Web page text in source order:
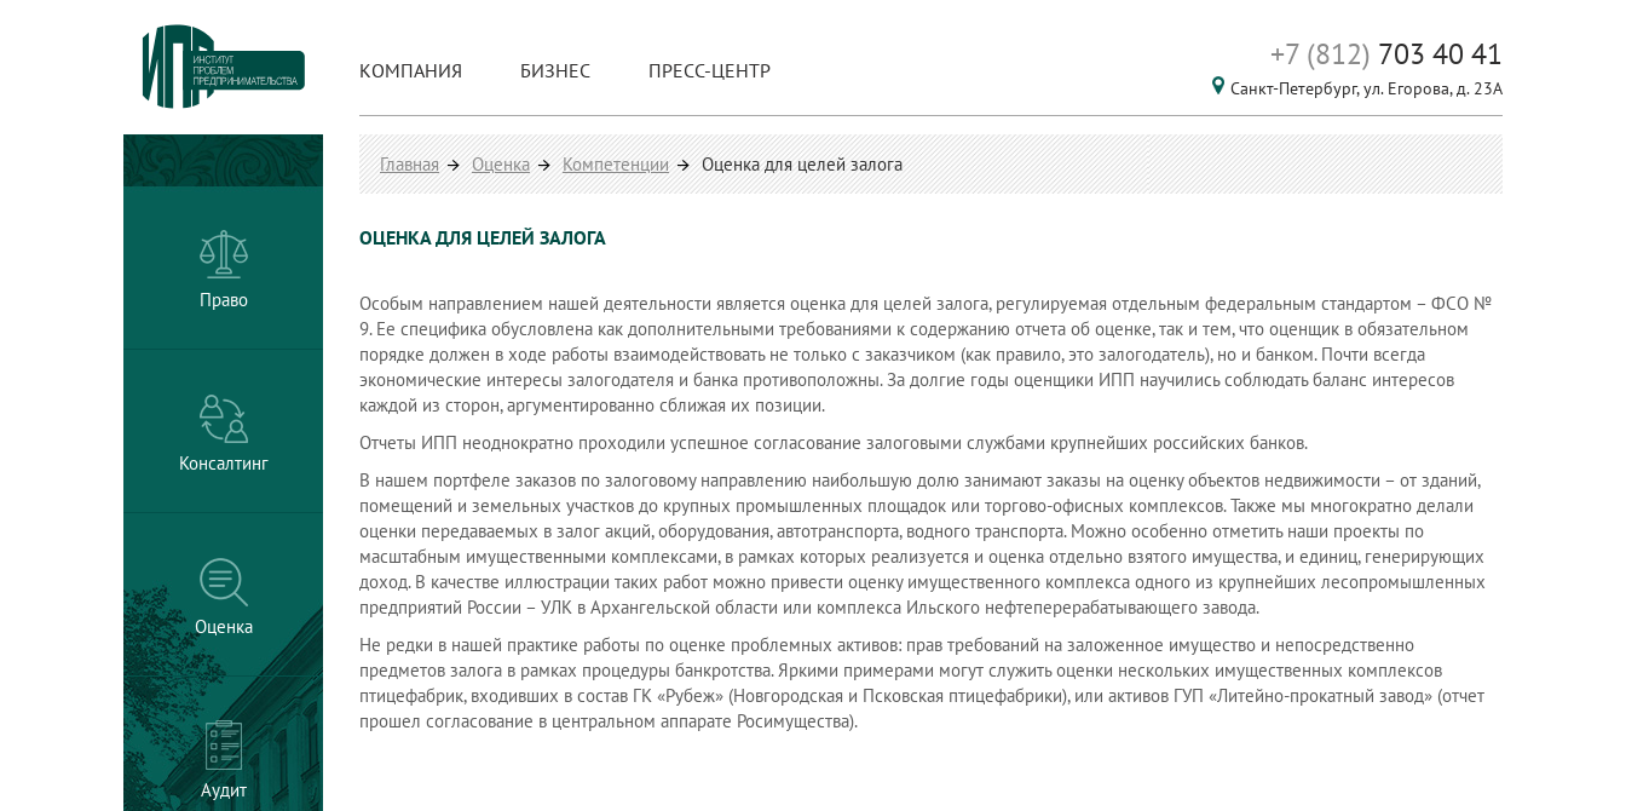
КОМПАНИЯ БИЗНЕС ПРЕСС-ЦЕНТР +7 (812) 703 40 41
Санкт-Петербург,ул. Егорова, д. 23А
Право
Консалтинг
Оценка
Аудит
Главная Оценка Компетенции Оценка для целей залога
ОЦЕНКА ДЛЯ ЦЕЛЕЙ ЗАЛОГА
Особым направлением нашей деятельности является оценка для целей залога, регулируемая отдельным федеральным стандартом – ФСО №
9. Ее специфика обусловлена как дополнительными требованиями к содержанию отчета об оценке, так и тем, что оценщик в обязательном
порядке должен в ходе работы взаимодействовать не только с заказчиком (как правило, это залогодатель), но и банком. Почти всегда
экономические интересы залогодателя и банка противоположны. За долгие годы оценщики ИПП научились соблюдать баланс интересов
каждой из сторон, аргументированно сближая их позиции.
Отчеты ИПП неоднократно проходили успешное согласование залоговыми службами крупнейших российских банков.
В нашем портфеле заказов по залоговому направлению наибольшую долю занимают заказы на оценку объектов недвижимости – от зданий,
помещений и земельных участков до крупных промышленных площадок или торгово-офисных комплексов. Также мы многократно делали
оценки передаваемых в залог акций, оборудования, автотранспорта, водного транспорта. Можно особенно отметить наши проекты по
масштабным имущественными комплексами, в рамках которых реализуется и оценка отдельно взятого имущества, и единиц, генерирующих
доход. В качестве иллюстрации таких работ можно привести оценку имущественного комплекса одного из крупнейших лесопромышленных
предприятий России – УЛК в Архангельской области или комплекса Ильского нефтеперерабатывающего завода.
Не редки в нашей практике работы по оценке проблемных активов: прав требований на заложенное имущество и непосредственно
предметов залога в рамках процедуры банкротства. Яркими примерами могут служить оценки нескольких имущественных комплексов
птицефабрик, входивших в состав ГК «Рубеж» (Новгородская и Псковская птицефабрики), или активов ГУП «Литейно-прокатный завод» (отчет
прошел согласование в центральном аппарате Росимущества).